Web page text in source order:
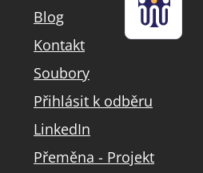
Blog
Kontakt
Soubory
Přihlásit k odběru
LinkedIn
Přeměna - Projekt